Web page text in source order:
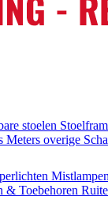
stoelen
Meters overige
Mistlampen
& Toebehoren